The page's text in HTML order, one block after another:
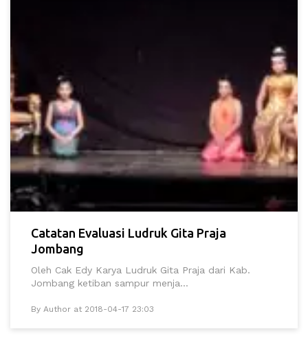
Catatan Evaluasi Ludruk Gita Praja
Jombang
Oleh Cak Edy Karya Ludruk Gita Praja dari Kab.
Jombang ketiban sampur menja...
By Author at 2018-04-17 23:03